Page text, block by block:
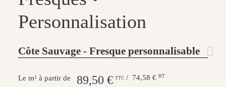
Personnalisation
Côte Sauvage - Fresque personnalisable
89,50 € TTC / 74,58 € HT